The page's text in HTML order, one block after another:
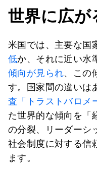
世界に広が
米国では、主要な国
低か、それに近い水
傾向が見られ、この
す。国家間の違いは
査「トラストバロメ
た世界的な傾向を「
の分裂、リーダーシ
社会制度に対する信
ます。